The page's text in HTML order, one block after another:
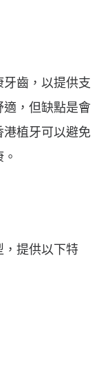
齒，以提供支
，但缺點是會
植牙可以避免
，提供以下特